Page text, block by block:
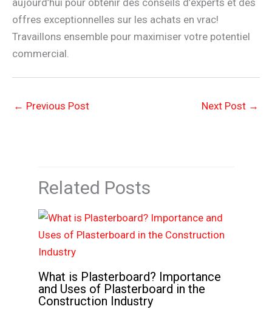
offres exceptionnelles sur les achats en vrac!
Travaillons ensemble pour maximiser votre potentiel
commercial.
← Previous Post Next Post →
Related Posts
What is Plasterboard? Importance
and Uses of Plasterboard in the
Construction Industry